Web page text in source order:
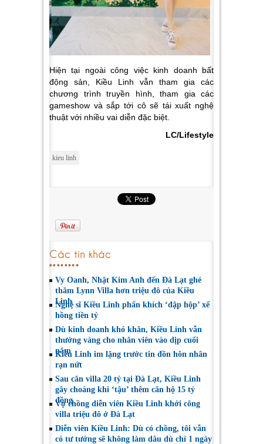
Hiện tại ngoài công việc kinh doanh bất
động sản, Kiều Linh vẫn tham gia các
chương trình truyền hình, tham gia các
gameshow và sắp tới cô sẽ tái xuất nghệ
thuật với nhiều vai diễn đặc biệt.
LC/Lifestyle
kieu linh
Các tin khác
Vy Oanh, Nhật Kim Anh đến Đà Lạt ghé
thăm Lynn Villa hơn triệu đô của Kiều
Linh
Nghệ sĩ Kiều Linh phấn khích ‘đập hộp’ xế
hồng tiền tỷ
Dù kinh doanh khó khăn, Kiều Linh vẫn
thưởng vàng cho nhân viên vào dịp cuối
năm
Kiều Linh im lặng trước tin đồn hôn nhân
rạn nứt
Sau căn villa 20 tỷ tại Đà Lạt, Kiều Linh
gây choáng khi ‘tậu’ thêm căn hộ 15 tỷ
đồng
Vợ chồng diễn viên Kiều Linh khởi công
villa triệu đô ở Đà Lạt
Diễn viên Kiều Linh: Dù có chồng, tôi vẫn
có tư tưởng sẽ không làm dâu dù chỉ 1 ngày